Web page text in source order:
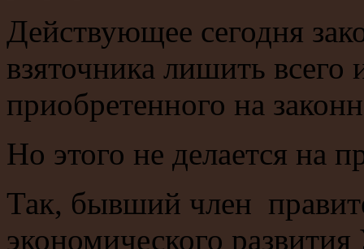
Действующее сегодня
взяточника лишить
приобретенного на
Но этого не делается на
Так, бывший член
экономического